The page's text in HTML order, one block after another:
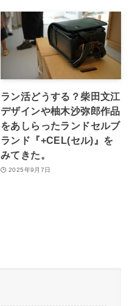
ラン活どうする？柴田文江
デザインや柚木沙弥郎作品
をあしらったランドセルブ
ランド『+CEL(セル)』を
みてきた。
2025年9月7日